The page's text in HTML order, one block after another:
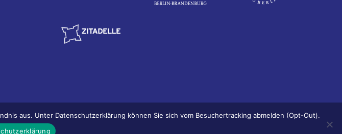
aus. Unter Datenschutzerklärung können Sie sich vom Besuchertracking abmelden (Opt-Out).